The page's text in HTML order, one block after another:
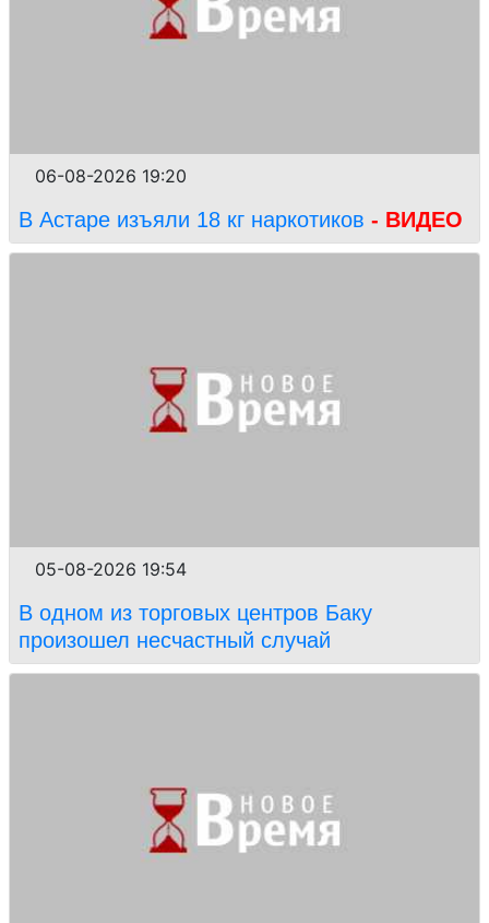
06-08-2026 19:20
В Астаре изъяли 18 кг наркотиков - ВИДЕО
05-08-2026 19:54
В одном из торговых центров Баку
произошел несчастный случай